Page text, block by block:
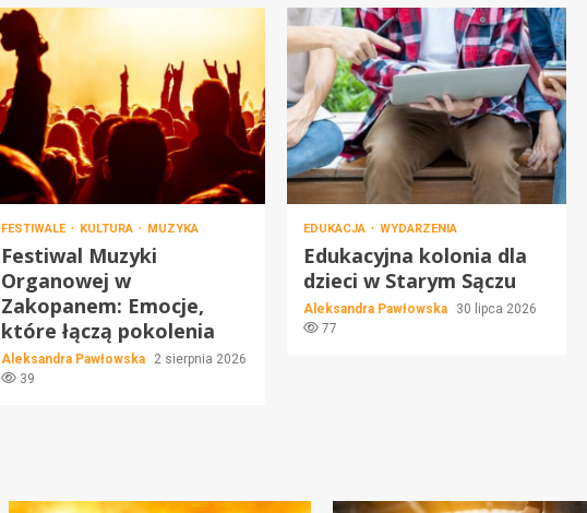
FESTIWALE KULTURA MUZYKA
Festiwal Muzyki
Organowej w
Zakopanem: Emocje,
które łączą pokolenia
Aleksandra Pawłowska
2 sierpnia 2026
39
EDUKACJA WYDARZENIA
Edukacyjna kolonia dla
dzieci w Starym Sączu
Aleksandra Pawłowska
30 lipca 2026
77